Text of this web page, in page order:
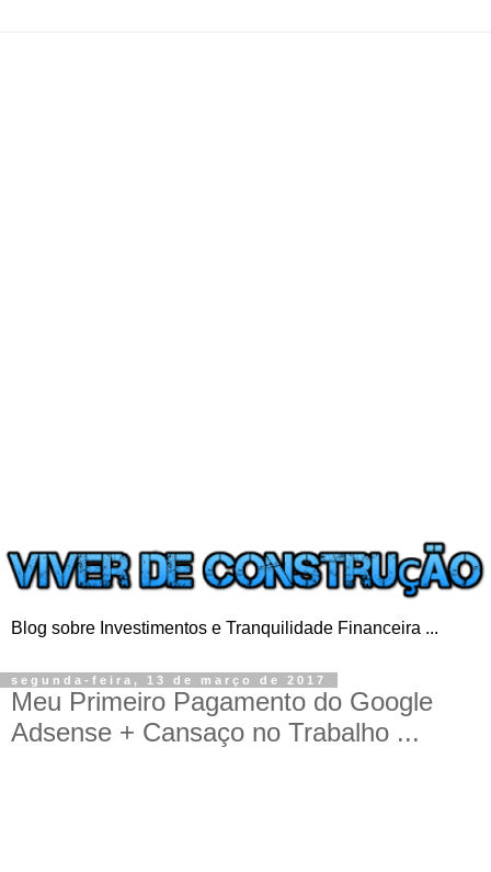
Blog sobre Investimentos e Tranquilidade Financeira ...
segunda-feira, 13 de março de 2017
Meu Primeiro Pagamento do Google
Adsense + Cansaço no Trabalho ...